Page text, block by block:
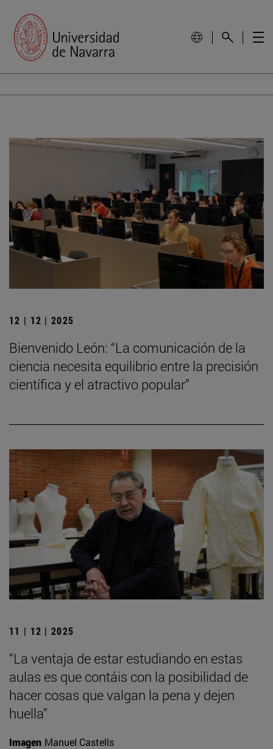
12 | 12 | 2025
Bienvenido León: “La comunicación de la
ciencia necesita equilibrio entre la precisión
científica y el atractivo popular”
11 | 12 | 2025
“La ventaja de estar estudiando en estas
aulas es que contáis con la posibilidad de
hacer cosas que valgan la pena y dejen
huella”
Imagen Manuel Castells